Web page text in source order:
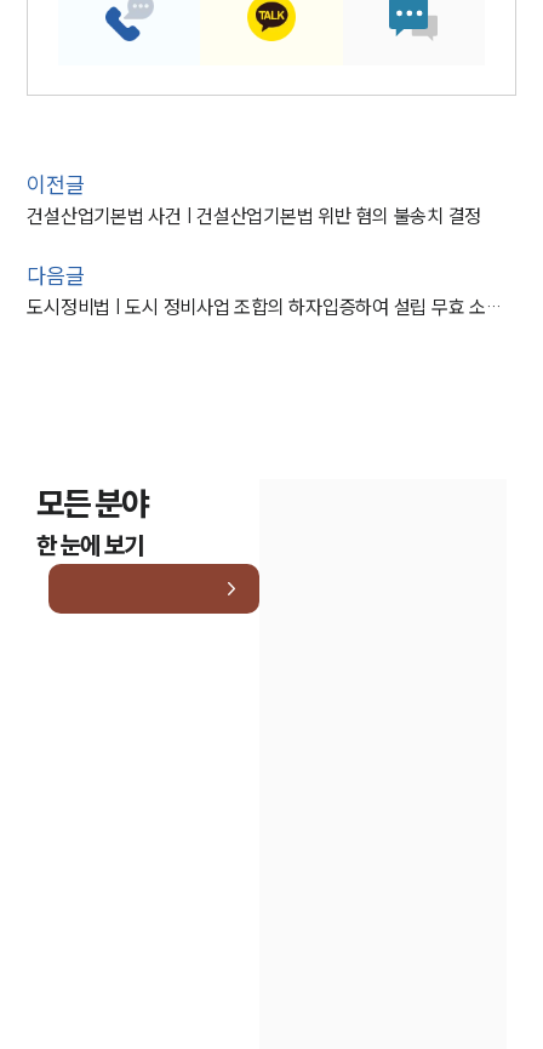
이전글
건설산업기본법 사건 | 건설산업기본법 위반 혐의 불송치 결정
다음글
도시정비법 | 도시 정비사업 조합의 하자입증하여 설립 무효 소송 승소
모든 분야
한 눈에 보기